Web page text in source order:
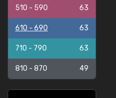
510 - 590 63
610 - 690 63
710 - 790 63
810 - 870 49